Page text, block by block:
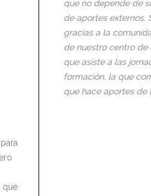
que
que no depende de
de aportes externos.
gracias a la
de nuestro centro de
que asiste a las
formación, la que
que hace aportes de